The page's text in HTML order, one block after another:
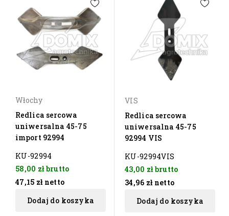
Włochy
Redlica sercowa
uniwersalna 45-75
import 92994
KU-92994
58,00 złbrutto
47,15 zł netto
Dodaj do koszyka
VIS
Redlica sercowa
uniwersalna 45-75
92994 VIS
KU-92994VIS
43,00 złbrutto
34,96 zł netto
Dodaj do koszyka